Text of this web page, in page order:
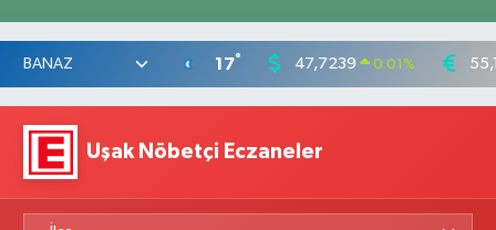
17° 47,7239 0.01 %
Uşak Nöbetçi Eczaneler